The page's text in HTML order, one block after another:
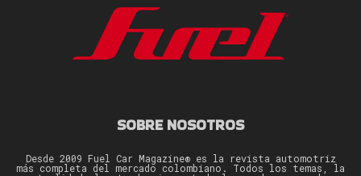
SOBRE NOSOTROS
Desde 2009 Fuel Car Magazine® es la revista automotriz
más completa del mercado colombiano. Todos los temas, la